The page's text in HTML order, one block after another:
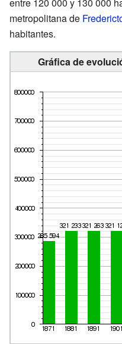
entre 120 000 y 130 000
metropolitana de
habitantes.
Gráfica de